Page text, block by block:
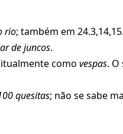
rio; também em 24.3,14,15.
de juncos.
como vespas.
quesitas; não se sabe